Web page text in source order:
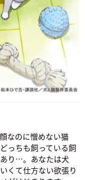
なのに憎めない猫
っちも飼っている飼
り…。あなたは犬
くて仕方ない欲張り